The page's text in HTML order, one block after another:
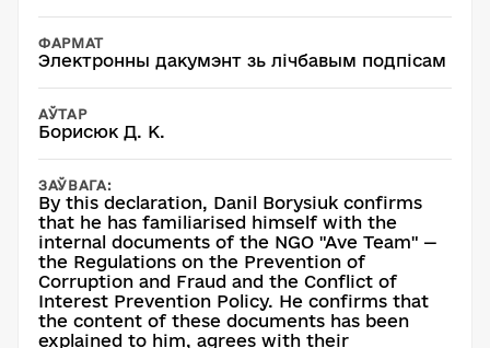
ФАРМАТ
Электронны дакумэнт зь лічбавым подпісам
АЎТАР
Борисюк Д. К.
ЗАЎВАГА:
By this declaration, Danil Borysiuk confirms
that he has familiarised himself with the
internal documents of the NGO "Ave Team" —
the Regulations on the Prevention of
Corruption and Fraud and the Conflict of
Interest Prevention Policy. He confirms that
the content of these documents has been
explained to him, agrees with their